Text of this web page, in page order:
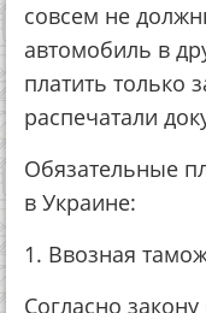
совсем не
автомобиль в
платить только
распечатали
Обязательные
в Украине:
1. Ввозная
Согласно